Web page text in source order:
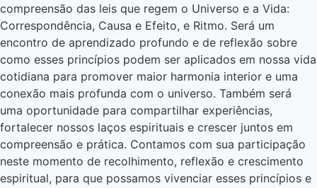
compreensão das leis que regem o Universo e a Vida:
Correspondência, Causa e Efeito, e Ritmo. Será um
encontro de aprendizado profundo e de reflexão sobre
como esses princípios podem ser aplicados em nossa vida
cotidiana para promover maior harmonia interior e uma
conexão mais profunda com o universo. Também será
uma oportunidade para compartilhar experiências,
fortalecer nossos laços espirituais e crescer juntos em
compreensão e prática. Contamos com sua participação
neste momento de recolhimento, reflexão e crescimento
espiritual, para que possamos vivenciar esses princípios e